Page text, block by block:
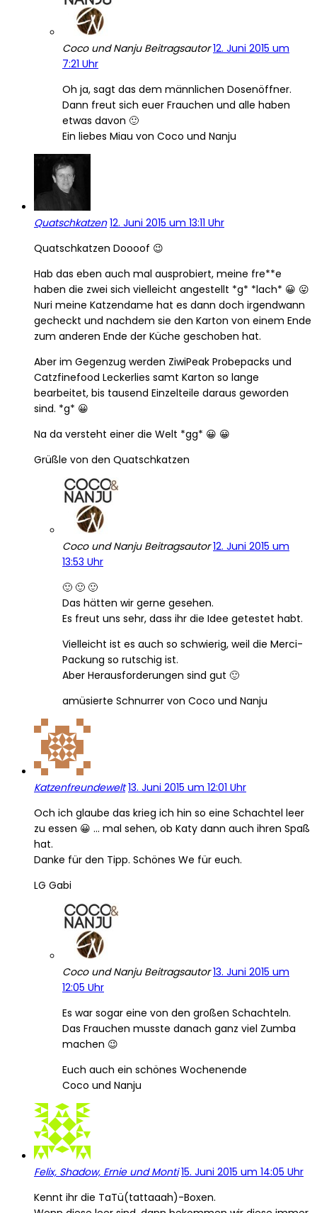
Coco und Nanju Beitragsautor 12. Juni 2015 um
7:21 Uhr
Oh ja, sagt das dem männlichen Dosenöffner.
Dann freut sich euer Frauchen und alle haben
etwas davon 🙂
Ein liebes Miau von Coco und Nanju
Quatschkatzen 12. Juni 2015 um 13:11 Uhr
Quatschkatzen Doooof 😉
Hab das eben auch mal ausprobiert, meine fre**e
haben die zwei sich vielleicht angestellt *g* *lach* 😀 😛
Nuri meine Katzendame hat es dann doch irgendwann
gecheckt und nachdem sie den Karton von einem Ende
zum anderen Ende der Küche geschoben hat.
Aber im Gegenzug werden ZiwiPeak Probepacks und
Catzfinefood Leckerlies samt Karton so lange
bearbeitet, bis tausend Einzelteile daraus geworden
sind. *g* 😀
Na da versteht einer die Welt *gg* 😀 😀
Grüßle von den Quatschkatzen
Coco und Nanju Beitragsautor 12. Juni 2015 um
13:53 Uhr
🙂 🙂 🙂
Das hätten wir gerne gesehen.
Es freut uns sehr, dass ihr die Idee getestet habt.
Vielleicht ist es auch so schwierig, weil die Merci-
Packung so rutschig ist.
Aber Herausforderungen sind gut 🙂
amüsierte Schnurrer von Coco und Nanju
Katzenfreundewelt 13. Juni 2015 um 12:01 Uhr
Och ich glaube das krieg ich hin so eine Schachtel leer
zu essen 😀 … mal sehen, ob Katy dann auch ihren Spaß
hat.
Danke für den Tipp. Schönes We für euch.
LG Gabi
Coco und Nanju Beitragsautor 13. Juni 2015 um
12:05 Uhr
Es war sogar eine von den großen Schachteln.
Das Frauchen musste danach ganz viel Zumba
machen 😉
Euch auch ein schönes Wochenende
Coco und Nanju
Felix, Shadow, Ernie und Monti 15. Juni 2015 um 14:05 Uhr
Kennt ihr die TaTü(tattaaah)-Boxen.